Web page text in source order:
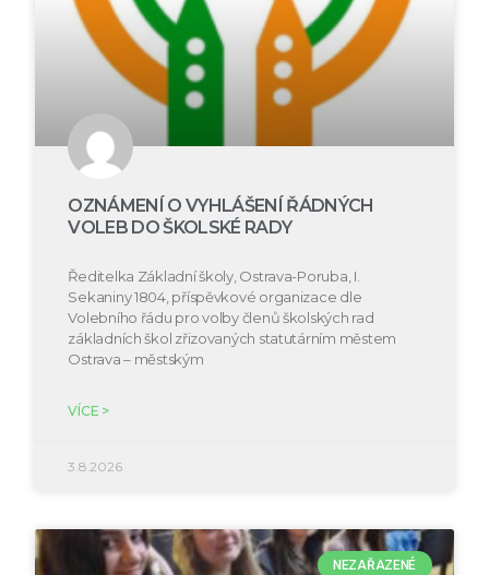
OZNÁMENÍ O VYHLÁŠENÍ ŘÁDNÝCH
VOLEB DO ŠKOLSKÉ RADY
Ředitelka Základní školy, Ostrava-Poruba, I.
Sekaniny 1804, příspěvkové organizace dle
Volebního řádu pro volby členů školských rad
základních škol zřizovaných statutárním městem
Ostrava – městským
VÍCE >
3.8.2026
NEZAŘAZENÉ